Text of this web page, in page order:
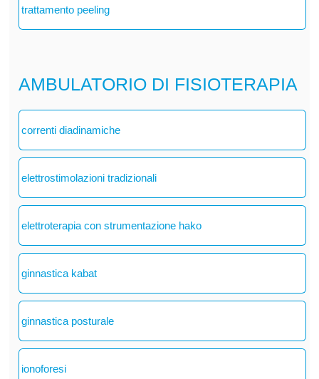
trattamento peeling
AMBULATORIO DI FISIOTERAPIA
correnti diadinamiche
elettrostimolazioni tradizionali
elettroterapia con strumentazione hako
ginnastica kabat
ginnastica posturale
ionoforesi